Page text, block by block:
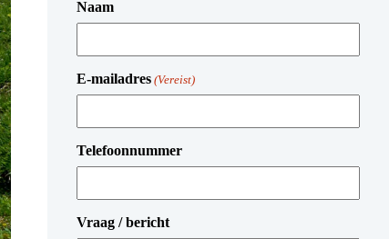
Naam
E-mailadres (Vereist)
Telefoonnummer
Vraag / bericht